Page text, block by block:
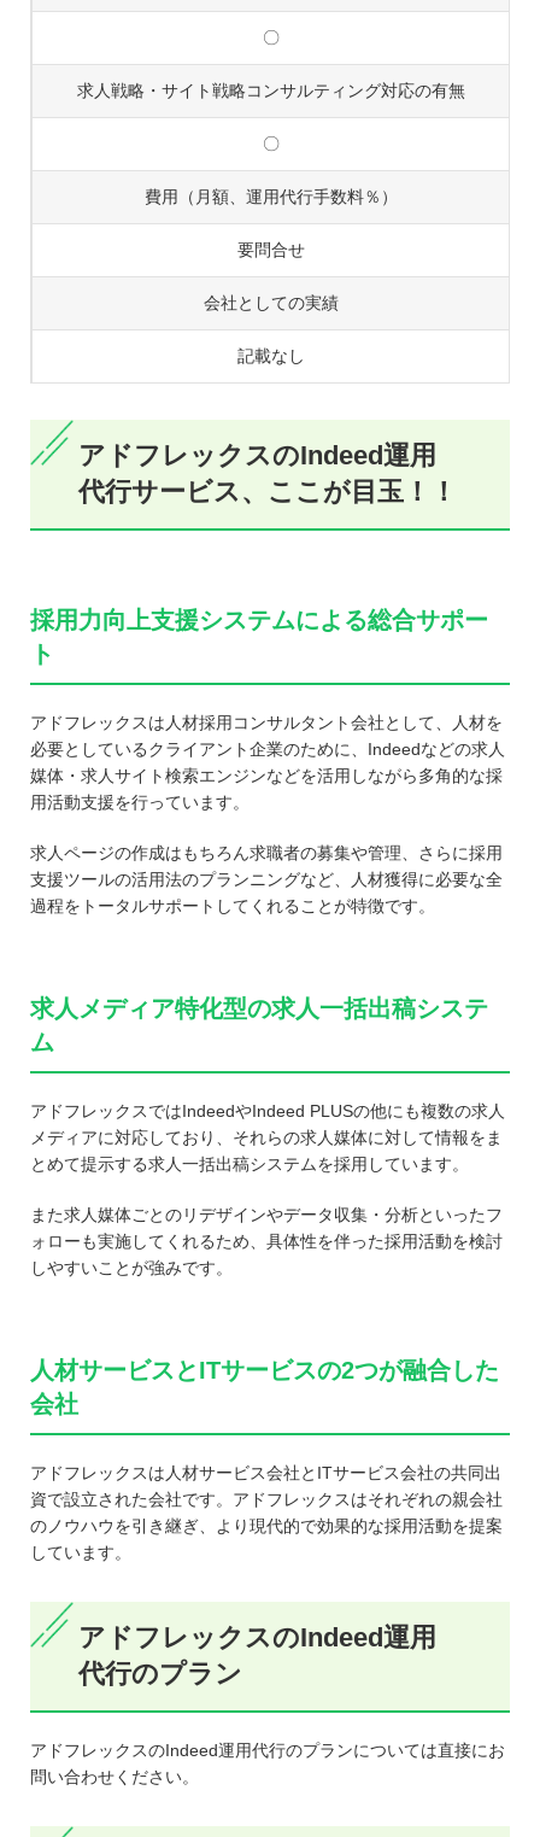
〇
求人戦略・サイト戦略コンサルティング対応の有無
〇
費用（月額、運用代行手数料％）
要問合せ
会社としての実績
記載なし
アドフレックスのIndeed運用
代行サービス、ここが目玉！！
採用力向上支援システムによる総合サポー
ト
アドフレックスは人材採用コンサルタント会社として、人材を
必要としているクライアント企業のために、Indeedなどの求人
媒体・求人サイト検索エンジンなどを活用しながら多角的な採
用活動支援を行っています。
求人ページの作成はもちろん求職者の募集や管理、さらに採用
支援ツールの活用法のプランニングなど、人材獲得に必要な全
過程をトータルサポートしてくれることが特徴です。
求人メディア特化型の求人一括出稿システ
ム
アドフレックスではIndeedやIndeed PLUSの他にも複数の求人
メディアに対応しており、それらの求人媒体に対して情報をま
とめて提示する求人一括出稿システムを採用しています。
また求人媒体ごとのリデザインやデータ収集・分析といったフ
ォローも実施してくれるため、具体性を伴った採用活動を検討
しやすいことが強みです。
人材サービスとITサービスの2つが融合した
会社
アドフレックスは人材サービス会社とITサービス会社の共同出
資で設立された会社です。アドフレックスはそれぞれの親会社
のノウハウを引き継ぎ、より現代的で効果的な採用活動を提案
しています。
アドフレックスのIndeed運用
代行のプラン
アドフレックスのIndeed運用代行のプランについては直接にお
問い合わせください。